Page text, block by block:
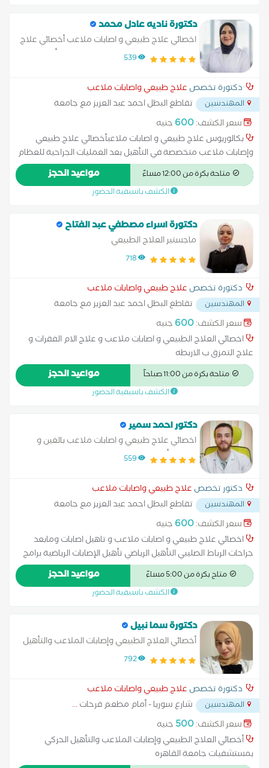
دكتورة ناديه عادل محمد
اخصائي علاج طبيعي و اصابات ملاعب أخصائي علاج
طبيعي وإصابات ملاعب متخصصة في التأهيل بعد
متخصصة في تأهيل الإصابات الرياضية
539
دكتورة تخصص علاج طبيعي واصابات ملاعب
المهندسين
تقاطع البطل احمد عبد العزيز مع جامعة
الدول العربية...
سعر الكشف:600 جنيه
بكالوريوس علاج طبيعي و اصابات ملاعبأخصائي علاج طبيعي
وإصابات ملاعب متخصصة في التأهيل بعد العمليات الجراحية للعظام
والمخ والأعصاب متخصصة في تأهيل الإصابات الرياضية وإعادة التأهيل
الحركي حاصلة على بكالوريوس العلاج الطبيعي – جامعة مصر حاصلة
على ماجستير العلاج الطبيعي – جامعة القاهرة حاصلة على دبلوم
بالإبر الجافة – Prime Physio UK خبرة في علاج الألم الحركي وإعادة
تأهيل الحالات العصبية خبرة في تحسين الحركة والقوام وتأهيل كبار
السن
متاحة بكرة من 12:00 مساءً مواعيد الحجز
الكشف باسبقية الحضور
دكتورة اسراء مصطفي عبد الفتاح
ماجستير العلاج الطبيعي
718
دكتورة تخصص علاج طبيعي واصابات ملاعب
المهندسين
تقاطع البطل احمد عبد العزيز مع جامعة
الدول العربية...
سعر الكشف:600 جنيه
اخصائي العلاج الطبيعي و اصابات ملاعب و علاج الام الفقرات و
علاج التمزق ب الاربطه
متاحة بكرة من 11:00 صباحاً مواعيد الحجز
الكشف باسبقية الحضور
دكتور احمد سمير
اخصائي علاج طبيعي و اصابات ملاعب بالغين و
اطفال تأهيل رياضي علاج طبيعي بعد الجراحات و
559
دكتور تخصص علاج طبيعي واصابات ملاعب
المهندسين
تقاطع البطل احمد عبد العزيز مع جامعة
الدول العربية...
سعر الكشف:600 جنيه
اخصائي علاج طبيعي و اصابات ملاعب و تاهيل اصابات ومابعد
جراحات الرباط الصليبي التأهيل الرياضي تأهيل الإصابات الرياضية برامج
الوقاية من الإصابات تحسين الأداء الحركي التأهيل بعد العمليات
التأهيل بعد العمليات الجراحية التأهيل بعد الكسور التأهيل العصبي
تأهيل حالات الجلطات تأهيل حالات الشلل علاج ضعف العضلات
العلاج العلاج اليدوي تأهيل كبار السن تحسين التوازن تقليل مخاطر
السقوط
متاح بكرة من 5:00 مساءً مواعيد الحجز
الكشف باسبقية الحضور
دكتورة سما نبيل
أخصائي العلاج الطبيعي وإصابات الملاعب والتأهيل
الحركي
792
دكتورة تخصص علاج طبيعي واصابات ملاعب
المهندسين شارع سوريا - أمام مطعم فرحات...
سعر الكشف:500 جنيه
أخصائي العلاج الطبيعي وإصابات الملاعب والتأهيل الحركي
بمستشفيات جامعة القاهره